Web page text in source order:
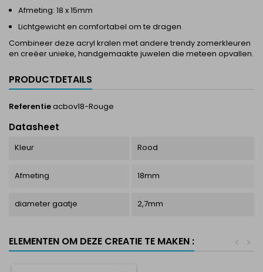
Afmeting: 18 x 15mm
Lichtgewicht en comfortabel om te dragen
Combineer deze acryl kralen met andere trendy zomerkleuren
en creëer unieke, handgemaakte juwelen die meteen opvallen.
PRODUCTDETAILS
Referentieacbov18-Rouge
Datasheet
Kleur Rood
Afmeting 18mm
diameter gaatje 2,7mm
ELEMENTEN OM DEZE CREATIE TE MAKEN : >
<